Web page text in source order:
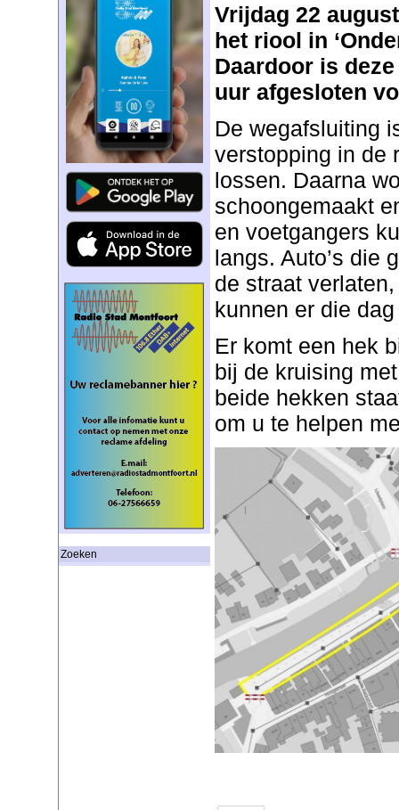
Zoeken
Vrijdag 22
het riool in
Daardoor is
uur afgesloten
De wegafsluiting
verstopping in de
lossen. Daarna
schoongemaakt
en voetgangers
langs. Auto’s die
de straat
kunnen er die
Er komt een hek
bij de kruising
beide hekken
om u te helpen